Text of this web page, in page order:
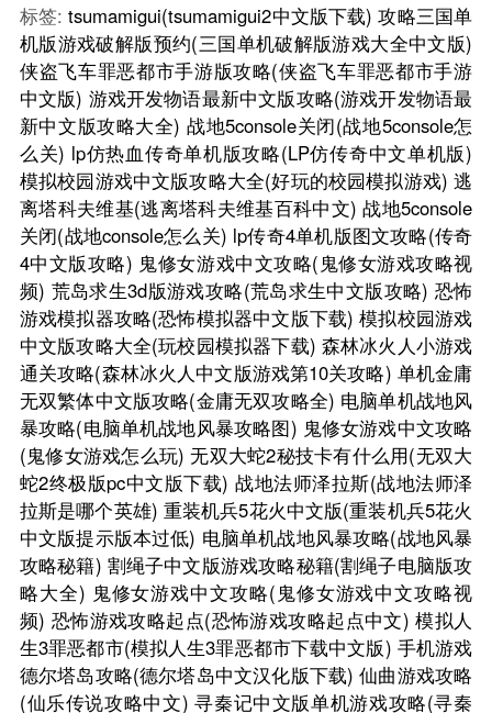
标签: tsumamigui(tsumamigui2中文版下载) 攻略三国单
机版游戏破解版预约(三国单机破解版游戏大全中文版)
侠盗飞车罪恶都市手游版攻略(侠盗飞车罪恶都市手游
中文版) 游戏开发物语最新中文版攻略(游戏开发物语最
新中文版攻略大全) 战地5console关闭(战地5console怎
么关) lp仿热血传奇单机版攻略(LP仿传奇中文单机版)
模拟校园游戏中文版攻略大全(好玩的校园模拟游戏) 逃
离塔科夫维基(逃离塔科夫维基百科中文) 战地5console
关闭(战地console怎么关) lp传奇4单机版图文攻略(传奇
4中文版攻略) 鬼修女游戏中文攻略(鬼修女游戏攻略视
频) 荒岛求生3d版游戏攻略(荒岛求生中文版攻略) 恐怖
游戏模拟器攻略(恐怖模拟器中文版下载) 模拟校园游戏
中文版攻略大全(玩校园模拟器下载) 森林冰火人小游戏
通关攻略(森林冰火人中文版游戏第10关攻略) 单机金庸
无双繁体中文版攻略(金庸无双攻略全) 电脑单机战地风
暴攻略(电脑单机战地风暴攻略图) 鬼修女游戏中文攻略
(鬼修女游戏怎么玩) 无双大蛇2秘技卡有什么用(无双大
蛇2终极版pc中文版下载) 战地法师泽拉斯(战地法师泽
拉斯是哪个英雄) 重装机兵5花火中文版(重装机兵5花火
中文版提示版本过低) 电脑单机战地风暴攻略(战地风暴
攻略秘籍) 割绳子中文版游戏攻略秘籍(割绳子电脑版攻
略大全) 鬼修女游戏中文攻略(鬼修女游戏中文攻略视
频) 恐怖游戏攻略起点(恐怖游戏攻略起点中文) 模拟人
生3罪恶都市(模拟人生3罪恶都市下载中文版) 手机游戏
德尔塔岛攻略(德尔塔岛中文汉化版下载) 仙曲游戏攻略
(仙乐传说攻略中文) 寻秦记中文版单机游戏攻略(寻秦